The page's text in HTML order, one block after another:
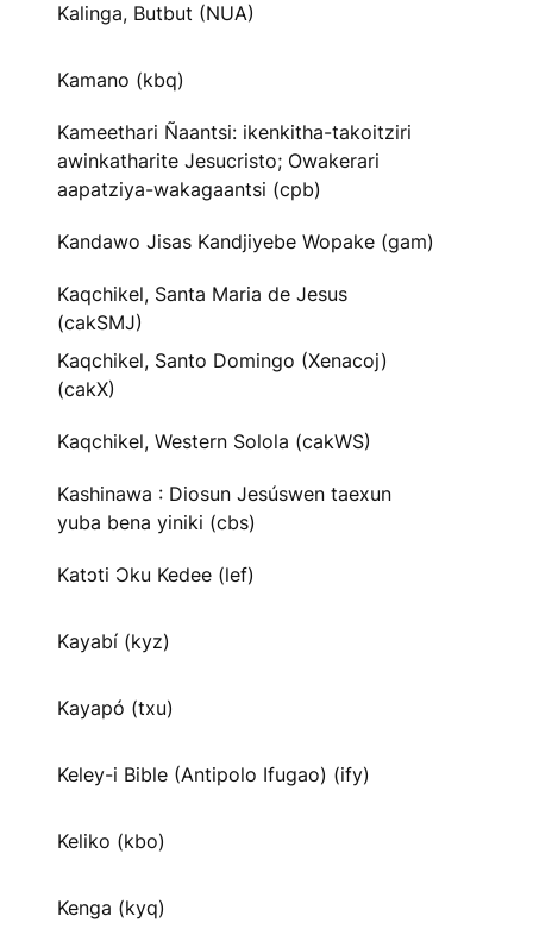
Kalinga, Butbut (NUA)
Kamano (kbq)
Kameethari Ñaantsi: ikenkitha-takoitziri
awinkatharite Jesucristo; Owakerari
aapatziya-wakagaantsi (cpb)
Kandawo Jisas Kandjiyebe Wopake (gam)
Kaqchikel, Santa Maria de Jesus
(cakSMJ)
Kaqchikel, Santo Domingo (Xenacoj)
(cakX)
Kaqchikel, Western Solola (cakWS)
Kashinawa : Diosun Jesúswen taexun
yuba bena yiniki (cbs)
Katɔti Ɔku Kedee (lef)
Kayabí (kyz)
Kayapó (txu)
Keley-i Bible (Antipolo Ifugao) (ify)
Keliko (kbo)
Kenga (kyq)